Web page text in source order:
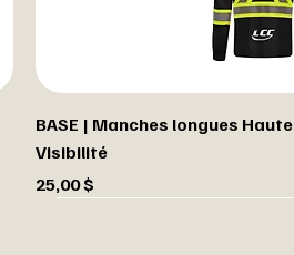
BASE | Manches longues Haute
Visibilité
Prix
25,00 $